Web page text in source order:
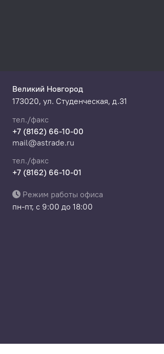
Великий Новгород
173020, ул. Студенческая, д.31
тел./факс
+7 (8162) 66-10-00
mail@astrade.ru
тел./факс
+7 (8162) 66-10-01
Режим работы офиса
пн-пт, с 9:00 до 18:00